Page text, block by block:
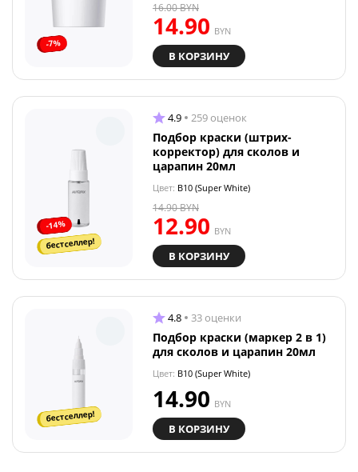
-7%
14.90 BYN
16.00BYN
В КОРЗИНУ
-14%
бестселлер!
4.9 259 оценок
Подбор краски (штрих-
корректор) для сколов и
царапин 20мл
Цвет: B10 (Super White)
12.90 BYN
14.90BYN
В КОРЗИНУ
бестселлер!
4.8 33 оценки
Подбор краски (маркер 2 в 1)
для сколов и царапин 20мл
Цвет: B10 (Super White)
14.90 BYN
В КОРЗИНУ